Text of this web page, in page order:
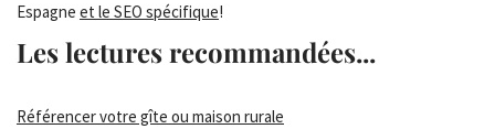
Espagne et le SEO spécifique!
Les lectures recommandées...
Référencer votre gîte ou maison rurale